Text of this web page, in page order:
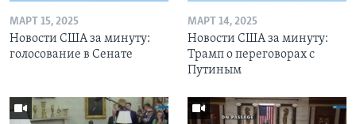
МАРТ 15, 2025
Новости США за минуту:
голосование в Сенате
МАРТ 14, 2025
Новости США за минуту:
Трамп о переговорах с
Путиным